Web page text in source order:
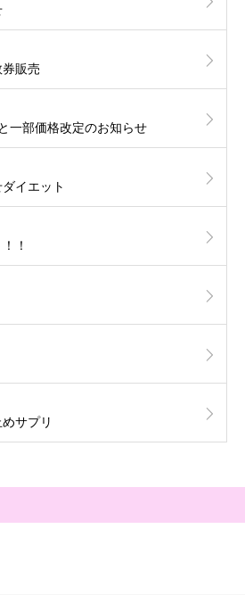
販売
一部価格改定のお知らせ
イエット
！
サプリ